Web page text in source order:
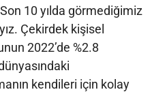
10 yılda görmediğimiz
Çekirdek kişisel
2022’de %2.8
kendileri için kolay